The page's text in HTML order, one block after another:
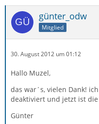
günter_odw
Mitglied
30. August 2012 um 01:12
Hallo Muzel,
das war´s, vielen Dank!
deaktiviert und jetzt ist
Günter